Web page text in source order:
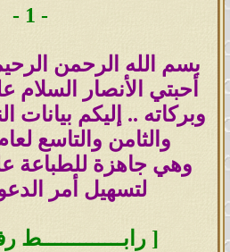
والحمد لله رب
-
1
-
بسم الله الرحمن
أحبتي الأنصار السلام
وبركاته .. إليكم بيانات
والثامن والتاسع لعام هذا
وهي جاهزة للطباعة
لتسهيل أمر
[ رابـــــــــــــط